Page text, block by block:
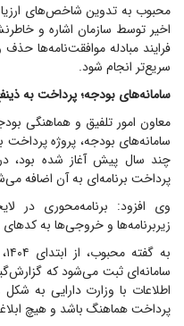
محبوب به تدوین شاخص‌های
اخیر توسط سازمان اشاره و
فرایند مبادله موافقت‌نامه‌ها
سریع‌تر انجام شود.
سامانه‌های بودجه؛ پرداخت به
معاون امور تلفیق و هماهنگی
سامانه‌های بودجه، پروژه پرداخت
پرداخت برنامه‌ای به آن اضافه
زیربرنامه‌ها و خروجی‌ها به کد‌های GFS بین‌المللی متصل شدند.
سامانه‌ای ثبت می‌شود که
اطلاعات با وزارت دارایی به
پرداخت هماهنگ باشد و هیچ